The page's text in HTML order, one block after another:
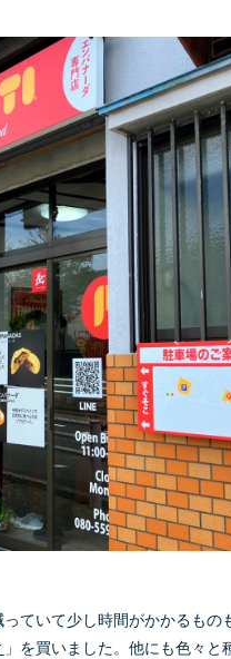
ていて少し時間がかかるもの
」を買いました。他にも色々と